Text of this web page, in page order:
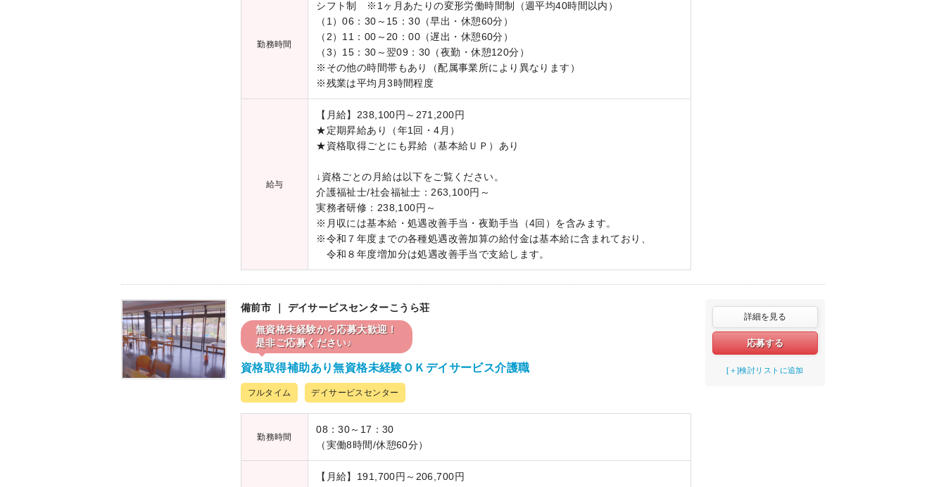
勤務時間
シフト制 ※1ヶ月あたりの変形労働時間制（週平均40時間以内）
（1）06：30～15：30（早出・休憩60分）
（2）11：00～20：00（遅出・休憩60分）
（3）15：30～翌09：30（夜勤・休憩120分）
※その他の時間帯もあり（配属事業所により異なります）
※残業は平均月3時間程度
給与
【月給】238,100円～271,200円
★定期昇給あり（年1回・4月）
★資格取得ごとにも昇給（基本給ＵＰ）あり
↓資格ごとの月給は以下をご覧ください。
介護福祉士/社会福祉士：263,100円～
実務者研修：238,100円～
※月収には基本給・処遇改善手当・夜勤手当（4回）を含みます。
※令和７年度までの各種処遇改善加算の給付金は基本給に含まれており、
令和８年度増加分は処遇改善手当で支給します。
備前市 ｜ デイサービスセンターこうら荘
無資格未経験から応募大歓迎！
是非ご応募ください♪
資格取得補助あり無資格未経験ＯＫデイサービス介護職
フルタイム デイサービスセンター
勤務時間
08：30～17：30
（実働8時間/休憩60分）
【月給】191,700円～206,700円
詳細を見る
応募する
[＋]検討リストに追加